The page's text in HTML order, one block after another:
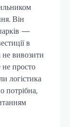
Він
—
в
вивозити
не просто
логістика
потрібна,